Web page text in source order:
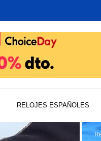
RELOJES ESPAÑOLES